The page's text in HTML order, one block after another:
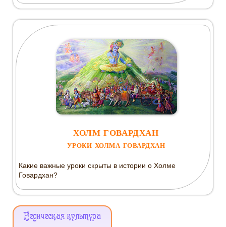
ХОЛМ ГОВАРДХАН
УРОКИ ХОЛМА ГОВАРДХАН
Какие важные уроки скрыты в истории о Холме
Говардхан?
Меню
Ведическая культура